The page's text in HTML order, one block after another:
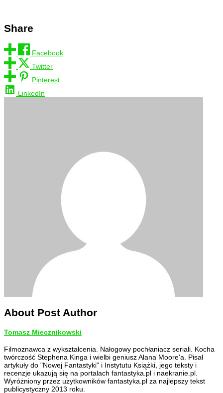
Share
Facebook
Twitter
Pinterest
LinkedIn
About Post Author
Tomasz Miecznikowski
Filmoznawca z wykształcenia. Nałogowy pochłaniacz seriali. Kocha
twórczość Stephena Kinga i wielbi geniusz Alana Moore'a. Pisał
artykuły do "Nowej Fantastyki" i Instytutu Książki, jego teksty i
recenzje ukazują się na portalach fantastyka.pl i naekranie.pl.
Wyróżniony przez użytkowników fantastyka.pl za najlepszy tekst
publicystyczny 2013 roku.